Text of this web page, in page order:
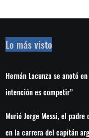
Lo más visto
Hernán Lacunza se anotó
intención es competir”
Murió Jorge Messi, el
en la carrera del capitán